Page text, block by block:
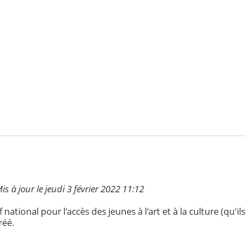
à jour le jeudi 3 février 2022 11:12
pour l'accès des jeunes à l'art et à la culture (qu'ils